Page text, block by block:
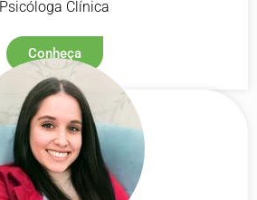
Psicóloga Clínica
Conheça